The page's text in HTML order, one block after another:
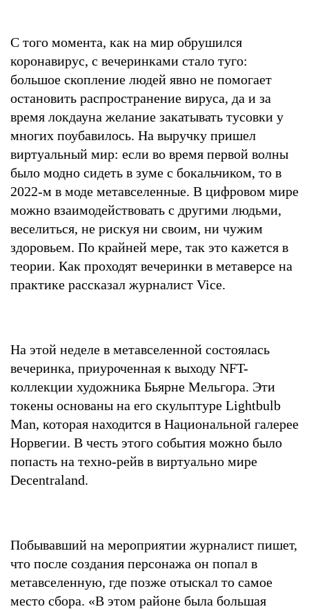
С того момента, как на мир обрушился
коронавирус, с вечеринками стало туго:
большое скопление людей явно не помогает
остановить распространение вируса, да и за
время локдауна желание закатывать тусовки у
многих поубавилось. На выручку пришел
виртуальный мир: если во время первой волны
было модно сидеть в зуме с бокальчиком, то в
2022-м в моде метавселенные. В цифровом мире
можно взаимодействовать с другими людьми,
веселиться, не рискуя ни своим, ни чужим
здоровьем. По крайней мере, так это кажется в
теории. Как проходят вечеринки в метаверсе на
практике рассказал журналист Vice.
На этой неделе в метавселенной состоялась
вечеринка, приуроченная к выходу NFT-
коллекции художника Бьярне Мельгора. Эти
токены основаны на его скульптуре Lightbulb
Man, которая находится в Национальной галерее
Норвегии. В честь этого события можно было
попасть на техно-рейв в виртуально мире
Decentraland.
Побывавший на мероприятии журналист пишет,
что после создания персонажа он попал в
метавселенную, где позже отыскал то самое
место сбора. «В этом районе была большая